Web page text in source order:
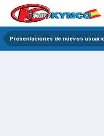
Presentaciones de nuevos